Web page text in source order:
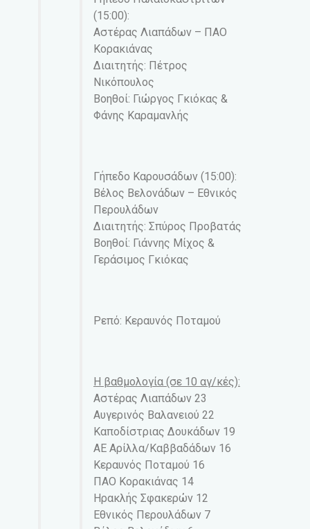
(15:00):
Αστέρας Λιαπάδων – ΠΑΟ
Κορακιάνας
Διαιτητής: Πέτρος
Νικόπουλος
Βοηθοί: Γιώργος Γκιόκας &
Φάνης Καραμανλής
Γήπεδο Καρουσάδων (15:00):
Βέλος Βελονάδων – Εθνικός
Περουλάδων
Διαιτητής: Σπύρος Προβατάς
Βοηθοί: Γιάννης Μίχος &
Γεράσιμος Γκιόκας
Ρεπό: Κεραυνός Ποταμού
Η βαθμολογία (σε 10 αγ/κές):
Αστέρας Λιαπάδων 23
Αυγερινός Βαλανειού 22
Καποδίστριας Δουκάδων 19
ΑΕ Αρίλλα/Καββαδάδων 16
Κεραυνός Ποταμού 16
ΠΑΟ Κορακιάνας 14
Ηρακλής Σφακερών 12
Εθνικός Περουλάδων 7